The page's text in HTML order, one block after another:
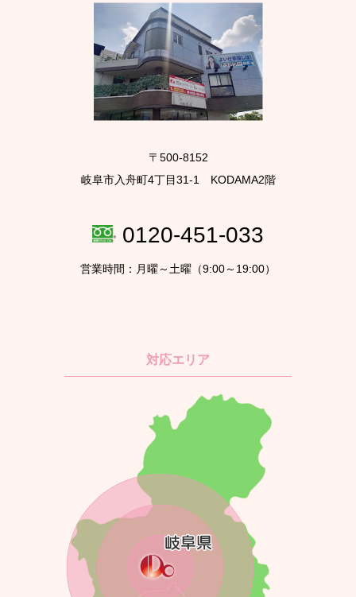
〒500-8152
岐阜市入舟町4丁目31-1 KODAMA2階
0120-451-033
営業時間：月曜～土曜（9:00～19:00）
対応エリア